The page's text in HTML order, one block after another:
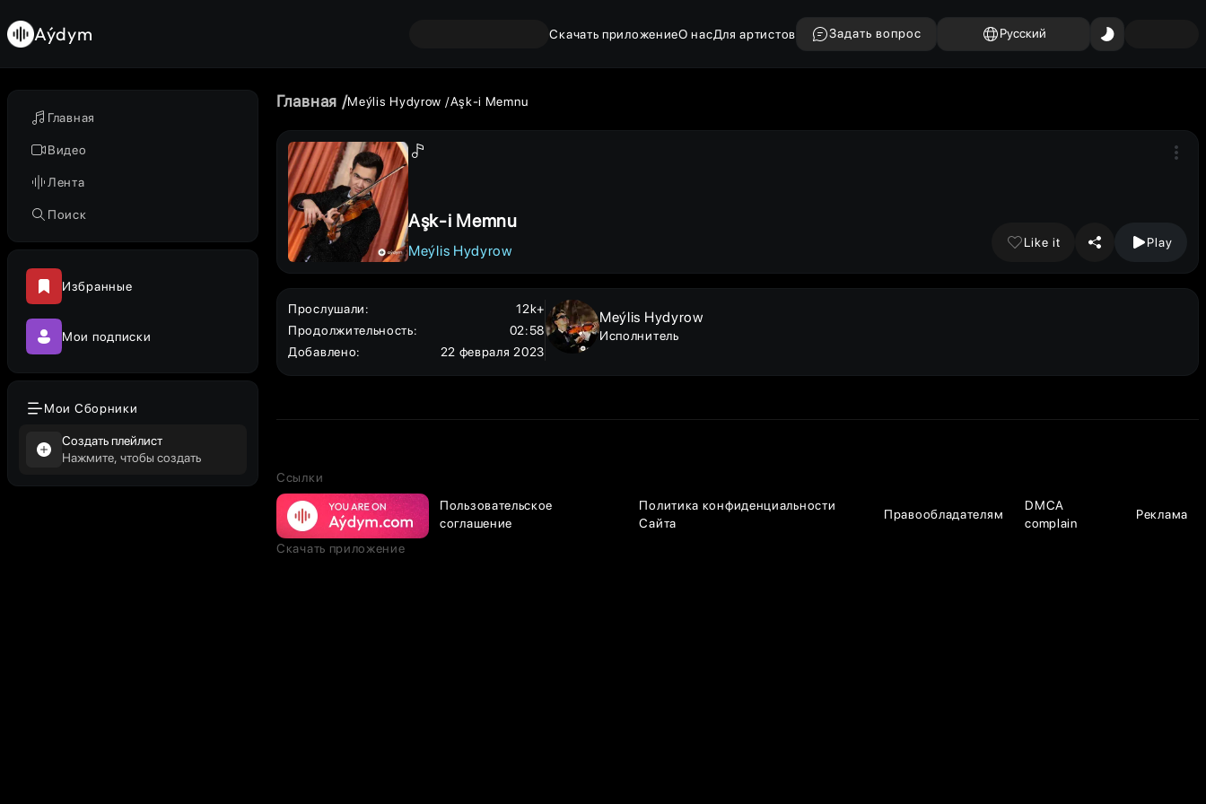
Главная
Видео
Лента
Поиск
Избранные
Мои подписки
Мои Сборники
Создать плейлист
Нажмите, чтобы создать
Aýdym Скачать приложениеО насДля артистов Задать вопрос Русский
Главная Meýlis Hydyrow Aşk-i Memnu
Aşk-i Memnu
Meýlis Hydyrow
Like it Play
Прослушали:
12k+
Продолжительность:
02:58
Добавлено: 22 февраля 2023
Meýlis Hydyrow
Исполнитель
Ссылки
Пользовательское
соглашение
Политика конфиденциальности
Сайта
Правообладателям
DMCA
complain
Реклама
Скачать приложение